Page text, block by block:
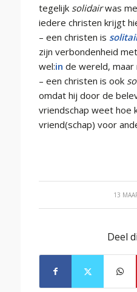
tegelijk solidairwas
iedere christen krijgt
– een christen is
zijn verbondenheid
wel:in de wereld, maar
– een christen is ook
omdat hij door de
vriendschap weet hoe
vriend(schap) voor
13
Deel